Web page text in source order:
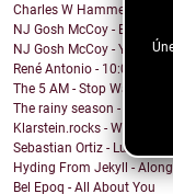
Charles W Hammell Jr –
NJ Gosh McCoy -
NJ Gosh McCoy - You're
René Antonio - 10:00 PM
The 5 AM - Stop Wait A
The rainy season - In This
Klarstein.rocks - When I'm
Sebastian Ortiz - Lust Fun
Hyding From Jekyll -
Bel Epoq - All About You